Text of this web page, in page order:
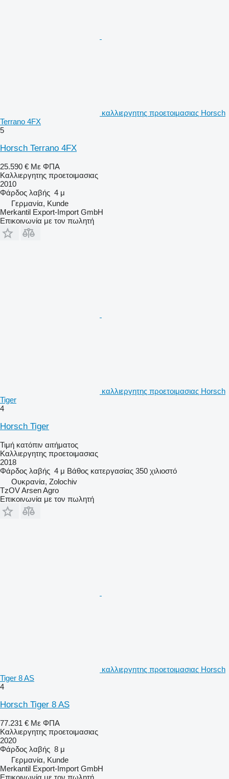
καλλιεργητης προετοιμασιας Horsch
Terrano 4FX
5
Horsch Terrano 4FX
25.590 € Με ΦΠΑ
Καλλιεργητης προετοιμασιας
2010
Φάρδος λαβής 4 μ
Γερμανία, Kunde
Merkantil Export-Import GmbH
Επικοινωνία με τον πωλητή
καλλιεργητης προετοιμασιας Horsch
Tiger
4
Horsch Tiger
Τιμή κατόπιν αιτήματος
Καλλιεργητης προετοιμασιας
2018
Φάρδος λαβής 4 μ Βάθος κατεργασίας 350 χιλιοστό
Ουκρανία, Zolochiv
TzOV Arsen Agro
Επικοινωνία με τον πωλητή
καλλιεργητης προετοιμασιας Horsch
Tiger 8 AS
4
Horsch Tiger 8 AS
77.231 € Με ΦΠΑ
Καλλιεργητης προετοιμασιας
2020
Φάρδος λαβής 8 μ
Γερμανία, Kunde
Merkantil Export-Import GmbH
Επικοινωνία με τον πωλητή